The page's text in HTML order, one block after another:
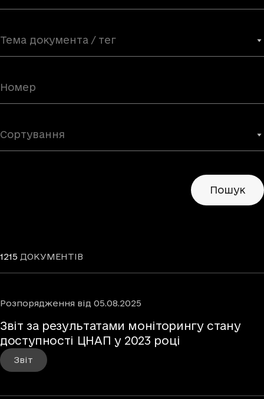
Тема документа / тег
Сортування
Пошук
1215 ДОКУМЕНТІВ
Розпорядження від 05.08.2025
Звіт за результатами моніторингу стану
доступності ЦНАП у 2023 році
Звіт